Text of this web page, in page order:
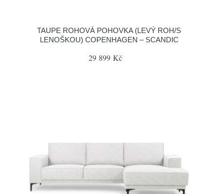
TAUPE ROHOVÁ POHOVKA (LEVÝ ROH/S
LENOŠKOU) COPENHAGEN – SCANDIC
29 899 Kč